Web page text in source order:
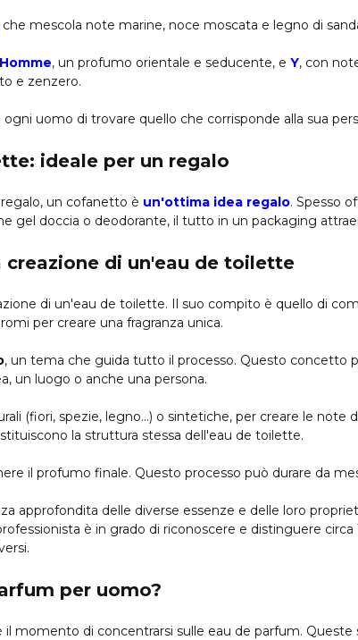
che mescola note marine, noce moscata e legno di
, un profumo orientale e seducente, e Y, con
e zenzero.
uomo di trovare quello che corrisponde alla sua
ideale per un regalo
un cofanetto è un'ottima idea regalo. Spesso
gel doccia o deodorante, il tutto in un packaging
di un'eau de toilette
di un'eau de toilette. Il suo compito è quello di
per creare una fragranza unica.
, un tema che guida tutto il processo. Questo concetto
un luogo o anche una persona.
(fiori, spezie, legno...) o sintetiche, per creare le note
la struttura stessa dell'eau de toilette.
il profumo finale. Questo processo può durare da
approfondita delle diverse essenze e delle loro
è in grado di riconoscere e distinguere circa
per uomo?
momento di concentrarsi sulle eau de parfum. Queste